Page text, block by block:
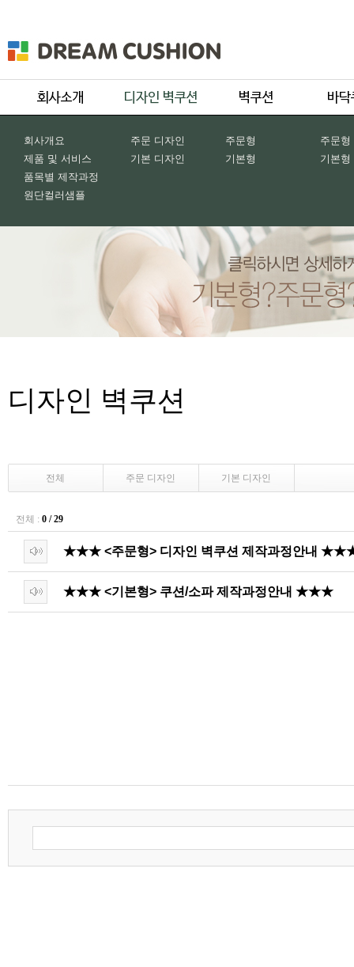
회사개요
제품 및 서비스
품목별 제작과정
원단컬러샘플
주문 디자인
기본 디자인
주문형
기본형
주문형
기본형
디자인 벽쿠션
전체 주문 디자인 기본 디자인
전체 : 0 / 29
★★★ <주문형> 디자인 벽쿠션 제작과정안내
★★★ <기본형> 쿠션/소파 제작과정안내 ★★★